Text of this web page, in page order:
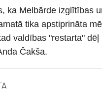
ka Melbārde izglītības
tika apstiprināta
valdības "restarta" dēļ
Čakša.